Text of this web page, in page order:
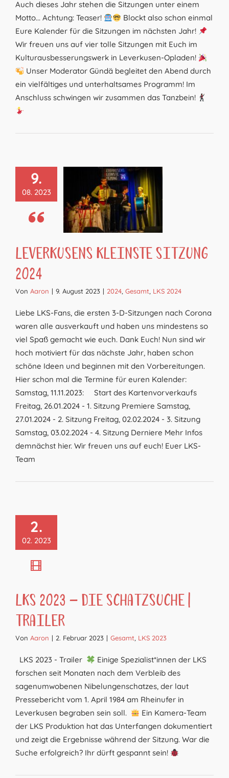
Auch dieses Jahr stehen die Sitzungen unter einem
Motto... Achtung: Teaser!
Blockt also schon einmal
Eure Kalender für die Sitzungen im nächsten Jahr!
Wir freuen uns auf vier tolle Sitzungen mit Euch im
Kulturausbesserungswerk in Leverkusen-Opladen!
Unser Moderator Gündä begleitet den Abend durch
ein vielfältiges und unterhaltsames Programm! Im
Anschluss schwingen wir zusammen das Tanzbein!
9.
08. 2023
Leverkusens Kleinste Sitzung
2024
Von Aaron | 9. August 2023 | 2024, Gesamt, LKS 2024
Liebe LKS-Fans, die ersten 3-D-Sitzungen nach Corona
waren alle ausverkauft und haben uns mindestens so
viel Spaß gemacht wie euch. Dank Euch! Nun sind wir
hoch motiviert für das nächste Jahr, haben schon
schöne Ideen und beginnen mit den Vorbereitungen.
Hier schon mal die Termine für euren Kalender:
Samstag, 11.11.2023: Start des Kartenvorverkaufs
Freitag, 26.01.2024 - 1. Sitzung Premiere Samstag,
27.01.2024 - 2. Sitzung Freitag, 02.02.2024 - 3. Sitzung
Samstag, 03.02.2024 - 4. Sitzung Derniere Mehr Infos
demnächst hier. Wir freuen uns auf euch! Euer LKS-
Team
2.
02. 2023
LKS 2023 – Die Schatzsuche |
Trailer
Von Aaron | 2. Februar 2023 | Gesamt, LKS 2023
LKS 2023 - Trailer
Einige Spezialist*innen der LKS
forschen seit Monaten nach dem Verbleib des
sagenumwobenen Nibelungenschatzes, der laut
Pressebericht vom 1. April 1984 am Rheinufer in
Leverkusen begraben sein soll.
Ein Kamera-Team
der LKS Produktion hat das Unterfangen dokumentiert
und zeigt die Ergebnisse während der Sitzung. War die
Suche erfolgreich? Ihr dürft gespannt sein!